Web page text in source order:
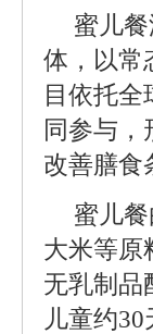
蜜儿
体，以常
目依托
同参与，
改善膳食
蜜儿
大米等原
无乳制品
儿童约